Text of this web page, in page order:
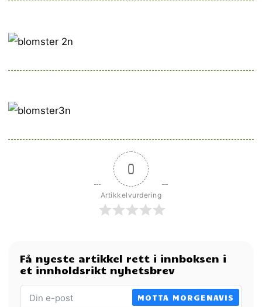
0
Artikkelvurdering
Få nyeste artikkel rett i innboksen i
et innholdsrikt nyhetsbrev
MOTTA MORGENAVIS